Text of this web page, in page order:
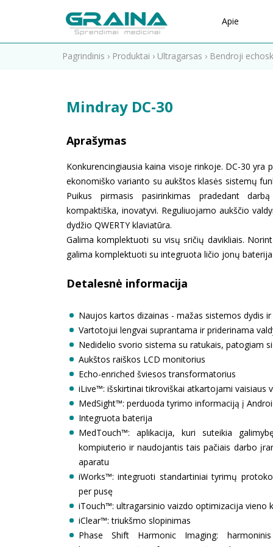
Apie
Pagrindinis › Produktai › Ultragarsas › Bendroji
Mindray DC-30
Aprašymas
Konkurencingiausia kaina visoje rinkoje. DC-30 yra
ekonomiško varianto su aukštos klasės sistemų
Puikus pirmasis pasirinkimas pradedant
kompaktiška, inovatyvi. Reguliuojamo aukščio
dydžio QWERTY klaviatūra.
Galima komplektuoti su visų sričių davikliais.
galima komplektuoti su integruota ličio jonų
Detalesnė informacija
Naujos kartos dizainas - mažas sistemos dydis
Vartotojui lengvai suprantama ir priderinama
Nedidelio svorio sistema su ratukais, patogiam
Aukštos raiškos LCD monitorius
Echo-enriched šviesos transformatorius
iLive™: išskirtinai tikroviškai atkartojami vaisiaus
MedSight™: perduoda tyrimo informaciją į
Integruota baterija
MedTouch™: aplikacija, kuri suteikia
kompiuterio ir naudojantis tais pačiais darbo
aparatu
iWorks™: integruoti standartiniai tyrimų
per pusę
iTouch™: ultragarsinio vaizdo optimizacija vieno
iClear™: triukšmo slopinimas
Phase Shift Harmonic Imaging: